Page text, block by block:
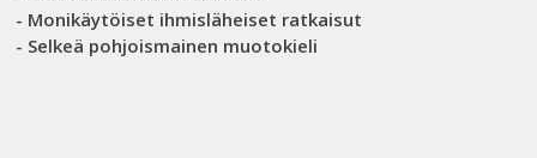
- Monikäytöiset ihmisläheiset ratkaisut
- Selkeä pohjoismainen muotokieli